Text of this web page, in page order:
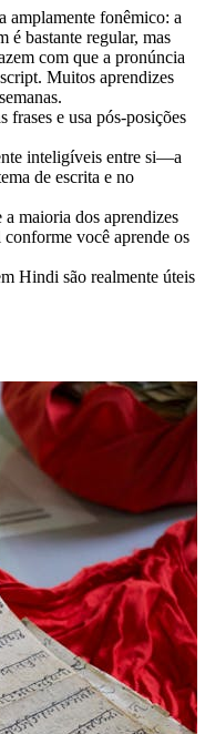
amplamente fonêmico: a
é bastante regular, mas
com que a pronúncia
Muitos aprendizes
e usa pós-posições
inteligíveis entre si—a
de escrita e no
maioria dos aprendizes
você aprende os
Hindi são realmente úteis